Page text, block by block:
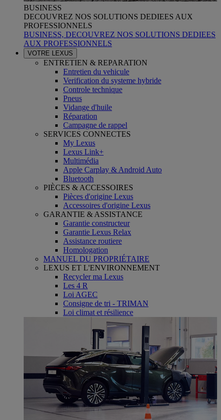
BUSINESS
DECOUVREZ NOS SOLUTIONS DEDIEES AUX
PROFESSIONNELS
BUSINESS, DECOUVREZ NOS SOLUTIONS DEDIEES
AUX PROFESSIONNELS
VOTRE LEXUS
ENTRETIEN & REPARATION
Entretien du vehicule
Verification du systeme hybride
Controle technique
Pneus
Vidange d'huile
Réparation
Campagne de rappel
SERVICES CONNECTES
My Lexus
Lexus Link+
Multimédia
Apple Carplay & Android Auto
Bluetooth
PIÈCES & ACCESSOIRES
Pièces d'origine Lexus
Accessoires d'origine Lexus
GARANTIE & ASSISTANCE
Garantie constructeur
Garantie Lexus Relax
Assistance routiere
Homologation
MANUEL DU PROPRIÉTAIRE
LEXUS ET L'ENVIRONNEMENT
Recycler ma Lexus
Les 4 R
Loi AGEC
Consigne de tri - TRIMAN
Loi climat et résilience